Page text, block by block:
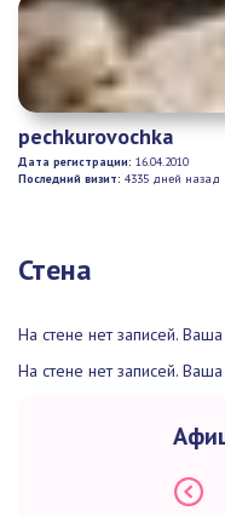
pechkurovochka
Дата регистрации: 16.04.2010
Последний визит: 4335 дней назад
Стена
На стене нет записей.
На стене нет записей.